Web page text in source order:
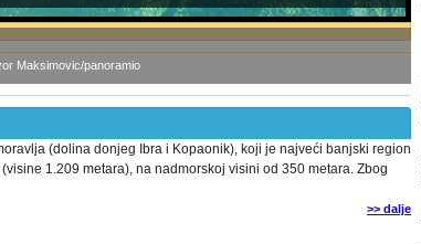
Maksimovic/panoramio
(dolina donjeg Ibra i Kopaonik), koji je najveći banjski region
1.209 metara), na nadmorskoj visini od 350 metara. Zbog
>> dalje